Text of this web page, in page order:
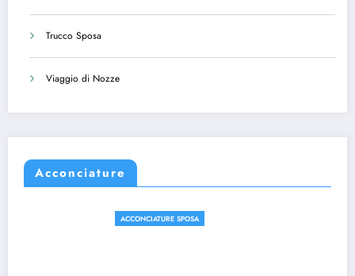
Trucco Sposa
Viaggio di Nozze
Acconciature